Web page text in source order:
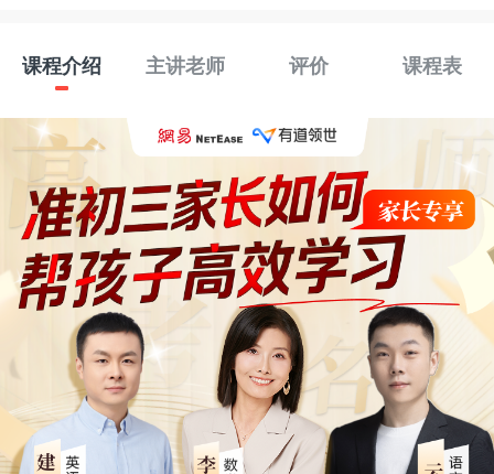
课程介绍 主讲老师 评价 课程表